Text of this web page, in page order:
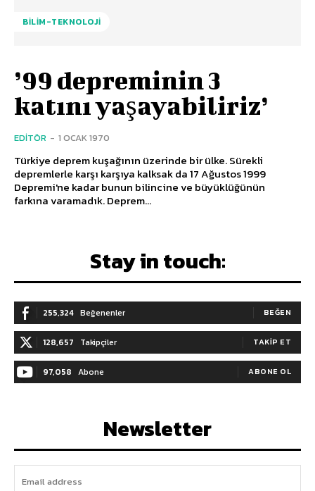
BILIM-TEKNOLOJI
’99 depreminin 3
katını yaşayabiliriz’
EDITÖR - 1 OCAK 1970
Türkiye deprem kuşağının üzerinde bir ülke. Sürekli
depremlerle karşı karşıya kalksak da 17 Ağustos 1999
Depremi'ne kadar bunun bilincine ve büyüklüğünün
farkına varamadık. Deprem...
Stay in touch:
255,324 Beğenenler BEĞEN
128,657 Takipçiler TAKIP ET
97,058 Abone ABONE OL
Newsletter